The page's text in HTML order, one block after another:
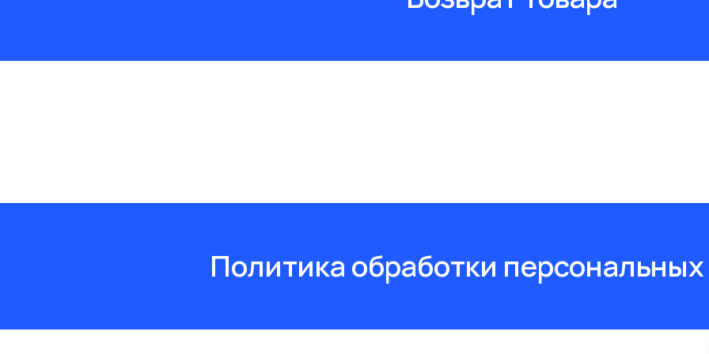
Политика обработки